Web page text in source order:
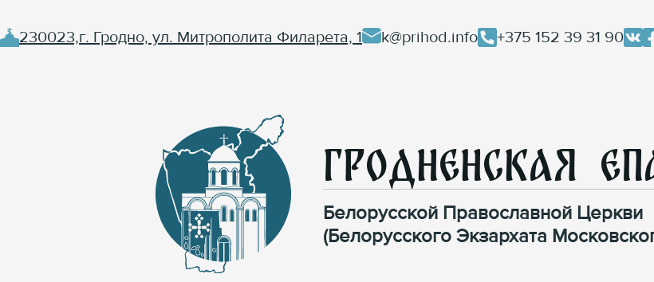
230023,г. Гродно, ул. Митрополита Филарета, 1 k@prihod.info +375 152 39 31 90
Гродненская
Белорусской Православной Церкви
(Белорусского Экзархата